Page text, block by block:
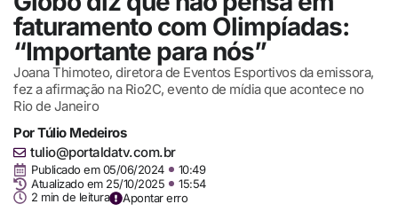
faturamento com Olimpíadas:
“Importante para nós”
Joana Thimoteo, diretora de Eventos Esportivos da emissora,
fez a afirmação na Rio2C, evento de mídia que acontece no
Rio de Janeiro
PorTúlio Medeiros
tulio@portaldatv.com.br
Publicado em 05/06/2024
10:49
Atualizado em 25/10/2025
15:54
2 min de leitura
Apontar erro